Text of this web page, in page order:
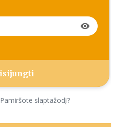
visibility
Pamiršote slaptažodį?